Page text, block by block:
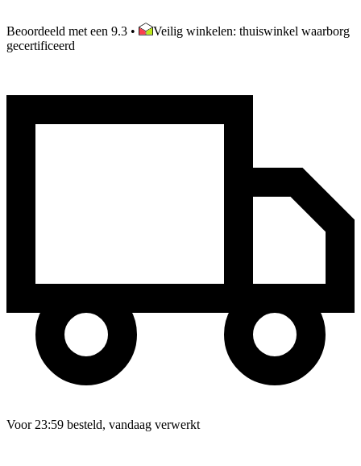
Beoordeeld met een 9.3 •
Veilig winkelen: thuiswinkel waarborg
gecertificeerd
Voor 23:59 besteld, vandaag verwerkt